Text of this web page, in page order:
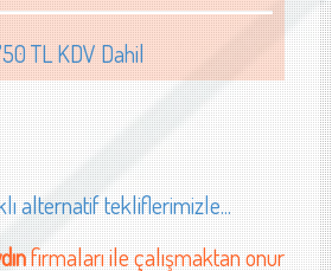
TL KDV Dahil
alternatif tekliflerimizle...
firmaları ile çalışmaktan onur